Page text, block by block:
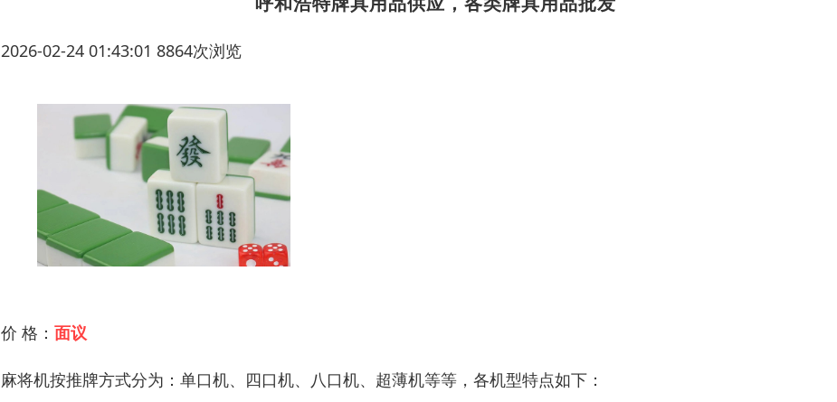
2026-02-24 01:43:01 8864次浏览
价 格： 面议
麻将机按推牌方式分为：单口机、四口机、八口机、超薄机等等，各机型特点如下：